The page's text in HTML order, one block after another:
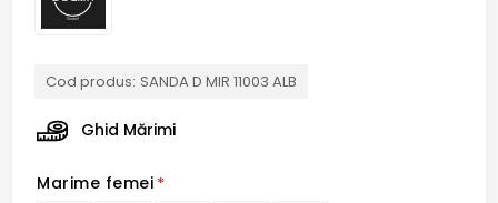
Cod produs: SANDA D MIR 11003 ALB
Ghid Mărimi
Marime femei *